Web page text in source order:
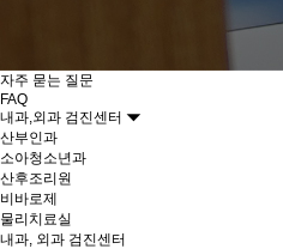
자주 묻는 질문
FAQ
내과,외과 검진센터
산부인과
소아청소년과
산후조리원
비바로제
물리치료실
내과, 외과 검진센터